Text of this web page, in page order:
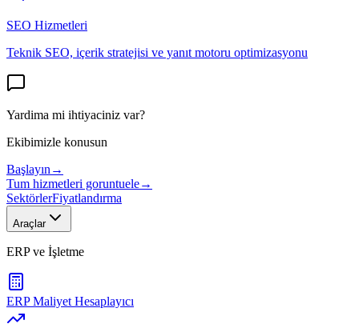
SEO Hizmetleri
Teknik SEO, içerik stratejisi ve yanıt motoru optimizasyonu
Yardima mi ihtiyaciniz var?
Ekibimizle konusun
Başlayın →
Tum hizmetleri goruntuele→
SektörlerFiyatlandırma
Araçlar
ERP ve İşletme
ERP Maliyet Hesaplayıcı